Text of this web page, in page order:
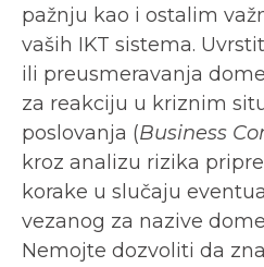
pažnju kao i ostalim
vaših IKT sistema.
ili preusmeravanja
za reakciju u kriznim
poslovanja (Business
kroz analizu rizika
korake u slučaju
vezanog za nazive
Nemojte dozvoliti da